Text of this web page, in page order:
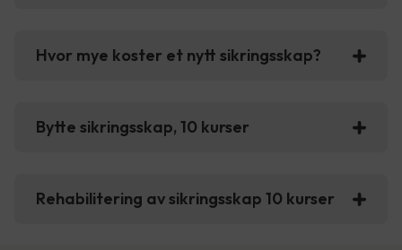
Hvor mye koster et nytt sikringsskap?
Bytte sikringsskap, 10 kurser
Rehabilitering av sikringsskap 10 kurser